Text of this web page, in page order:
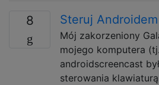
8 Steruj
Mój zakorzeniony
mojego komputera
androidscreencast
sterowania